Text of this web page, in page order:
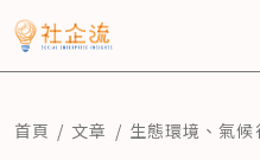
首頁 文章 生態環境 、 氣候